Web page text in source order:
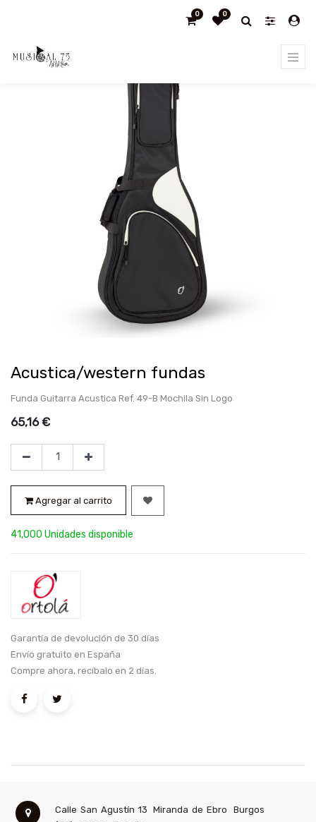
0 0
Acustica/western fundas
Funda Guitarra Acustica Ref. 49-B Mochila Sin Logo
65,16€
Agregar al carrito
41,000 Unidades disponible
Garantía de devolución de 30 días
Envío gratuito en España
Compre ahora, recíbalo en 2 días.
Calle San Agustín 13 Miranda de Ebro
Burgos